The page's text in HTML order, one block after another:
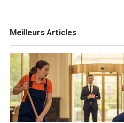
Meilleurs Articles